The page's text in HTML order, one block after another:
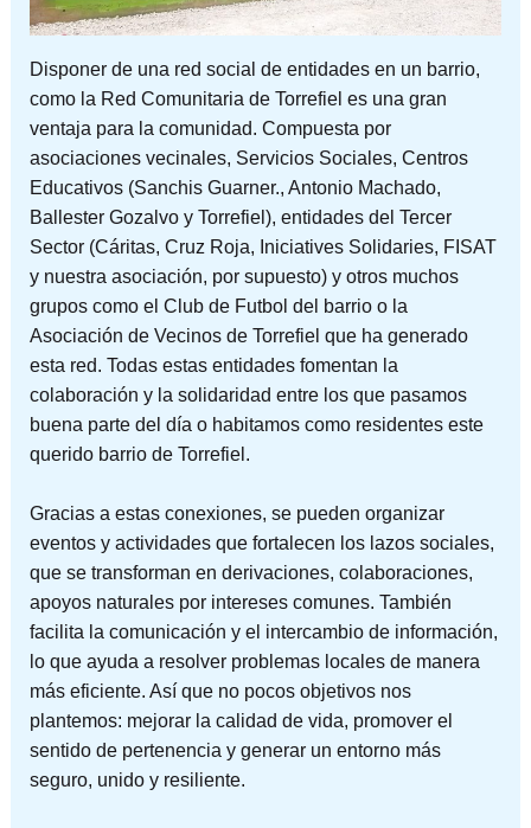
Disponer de una red social de entidades en un barrio,
como la Red Comunitaria de Torrefiel es una gran
ventaja para la comunidad. Compuesta por
asociaciones vecinales, Servicios Sociales, Centros
Educativos (Sanchis Guarner., Antonio Machado,
Ballester Gozalvo y Torrefiel), entidades del Tercer
Sector (Cáritas, Cruz Roja, Iniciatives Solidaries, FISAT
y nuestra asociación, por supuesto) y otros muchos
grupos como el Club de Futbol del barrio o la
Asociación de Vecinos de Torrefiel que ha generado
esta red. Todas estas entidades fomentan la
colaboración y la solidaridad entre los que pasamos
buena parte del día o habitamos como residentes este
querido barrio de Torrefiel.
Gracias a estas conexiones, se pueden organizar
eventos y actividades que fortalecen los lazos sociales,
que se transforman en derivaciones, colaboraciones,
apoyos naturales por intereses comunes. También
facilita la comunicación y el intercambio de información,
lo que ayuda a resolver problemas locales de manera
más eficiente. Así que no pocos objetivos nos
plantemos: mejorar la calidad de vida, promover el
sentido de pertenencia y generar un entorno más
seguro, unido y resiliente.